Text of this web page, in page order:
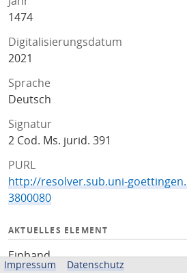
1474
Digitalisierungsdatum
2021
Sprache
Deutsch
Signatur
2 Cod. Ms. jurid. 391
PURL
http://resolver.sub.uni-
3800080
AKTUELLES ELEMENT
Einband
Impressum Datenschutz